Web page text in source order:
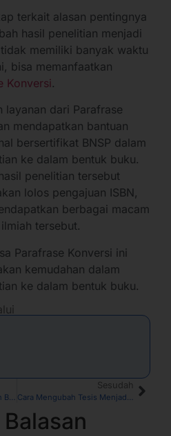
terkait alasan pentingnya
hasil penelitian menjadi
memiliki banyak waktu
bisa memanfaatkan
Konversi.
layanan dari Parafrase
mendapatkan bantuan
bersertifikat BNSP dalam
ke dalam bentuk buku.
penelitian tersebut
lolos pengajuan ISBN,
berbagai macam
tersebut.
Parafrase Konversi ini
kemudahan dalam
ke dalam bentuk buku.
9 Kesalahan Saat Pelaporan BKD Dosen yang Kerap Terjadi, Lengkap dengan Cara Mengatasinya
Sesudah
Cara Mengubah Tesis Menjadi Buku untuk Memenuhi Laporan BKD